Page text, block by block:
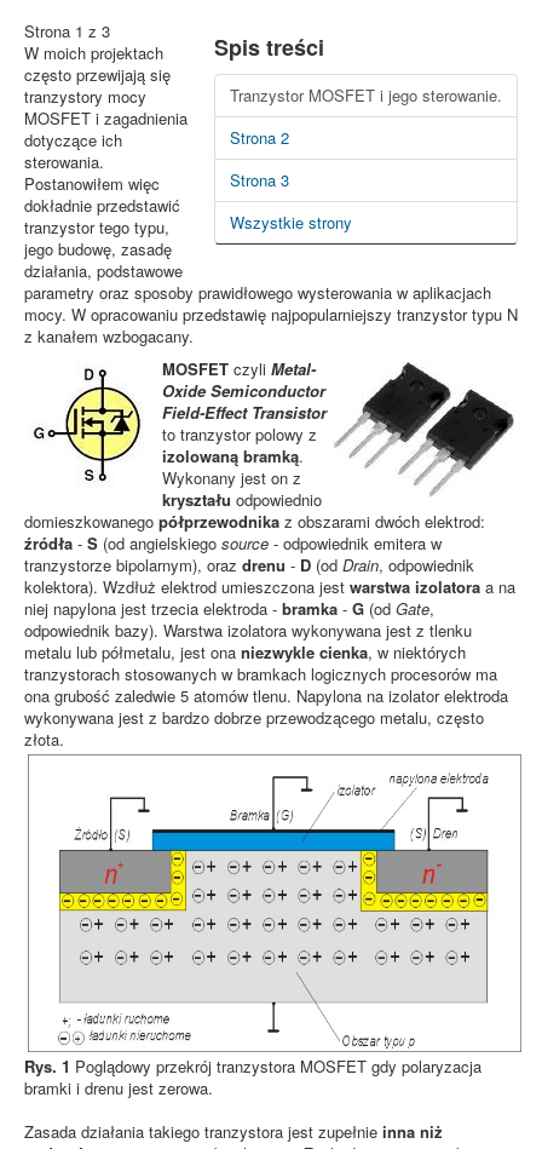
Spis treści
Tranzystor MOSFET i jego sterowanie.
Strona 2
Strona 3
Wszystkie strony
Strona 1 z 3
W moich projektach
często przewijają się
tranzystory mocy
MOSFET i zagadnienia
dotyczące ich
sterowania.
Postanowiłem więc
dokładnie przedstawić
tranzystor tego typu,
jego budowę, zasadę
działania, podstawowe
parametry oraz sposoby prawidłowego wysterowania w aplikacjach
mocy. W opracowaniu przedstawię najpopularniejszy tranzystor typu N
z kanałem wzbogacany.
MOSFET czyli Metal-
Oxide Semiconductor
Field-Effect Transistor
to tranzystor polowy z
izolowaną bramką.
Wykonany jest on z
kryształu odpowiednio
domieszkowanego półprzewodnika z obszarami dwóch elektrod:
źródła - S (od angielskiego source - odpowiednik emitera w
tranzystorze bipolarnym), oraz drenu - D (od Drain, odpowiednik
kolektora). Wzdłuż elektrod umieszczona jest warstwa izolatora a na
niej napylona jest trzecia elektroda - bramka - G (od Gate,
odpowiednik bazy). Warstwa izolatora wykonywana jest z tlenku
metalu lub półmetalu, jest ona niezwykle cienka, w niektórych
tranzystorach stosowanych w bramkach logicznych procesorów ma
ona grubość zaledwie 5 atomów tlenu. Napylona na izolator elektroda
wykonywana jest z bardzo dobrze przewodzącego metalu, często
złota.
Rys. 1 Poglądowy przekrój tranzystora MOSFET gdy polaryzacja
bramki i drenu jest zerowa.
Zasada działania takiego tranzystora jest zupełnie inna niż